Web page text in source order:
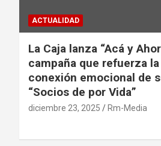
ACTUALIDAD
La Caja lanza “Acá y
campaña que refuerza la
conexión emocional de
“Socios de por Vida”
diciembre 23, 2025 Rm-Media